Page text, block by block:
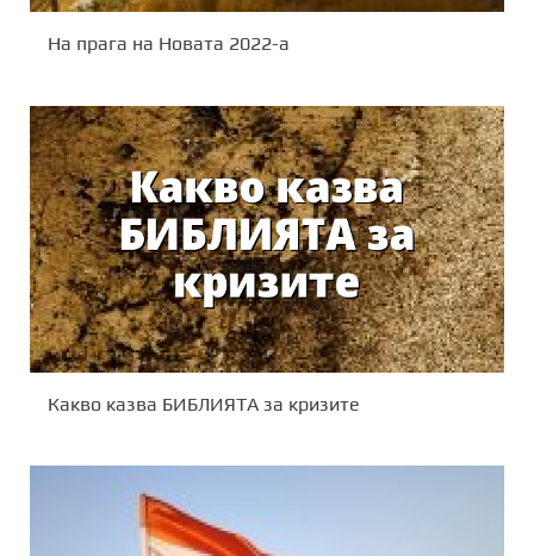
На прага на Новата 2022-а
Какво казва БИБЛИЯТА за кризите